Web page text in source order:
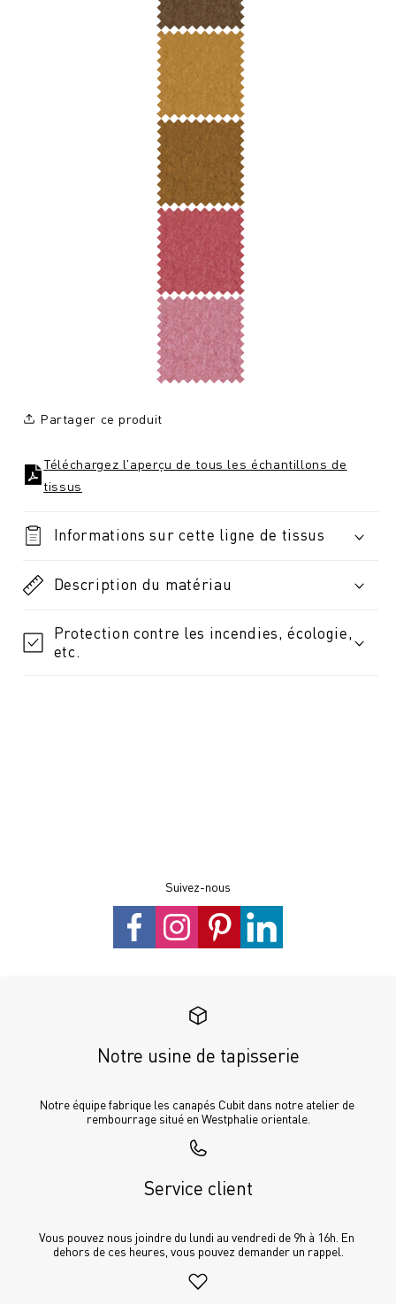
Partager ce produit
Téléchargez l'aperçu de tous les échantillons de
tissus
Informations sur cette ligne de tissus
Description du matériau
Protection contre les incendies, écologie,
etc.
Suivez-nous
Notre usine de tapisserie
Notre équipe fabrique les canapés Cubit dans notre atelier de
rembourrage situé en Westphalie orientale.
Service client
Vous pouvez nous joindre du lundi au vendredi de 9h à 16h. En
dehors de ces heures, vous pouvez demander un rappel.